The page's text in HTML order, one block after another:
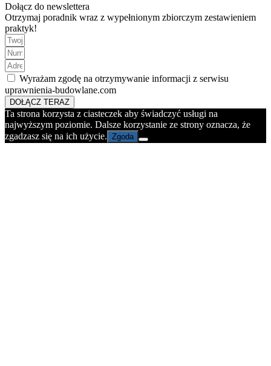
Dołącz do newslettera
Otrzymaj poradnik wraz z wypełnionym zbiorczym zestawieniem
praktyk!
Wyrażam zgodę na otrzymywanie informacji z serwisu
uprawnienia-budowlane.com
DOŁĄCZ TERAZ
Ta strona korzysta z ciasteczek aby świadczyć usługi na
najwyższym poziomie. Dalsze korzystanie ze strony oznacza, że
zgadzasz się na ich użycie. Zgoda